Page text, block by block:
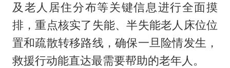
及老人居住分布等关键信息进行全面摸
排，重点核实了失能、半失能老人床位位
置和疏散转移路线，确保一旦险情发生，
救援行动能直达最需要帮助的老年人。